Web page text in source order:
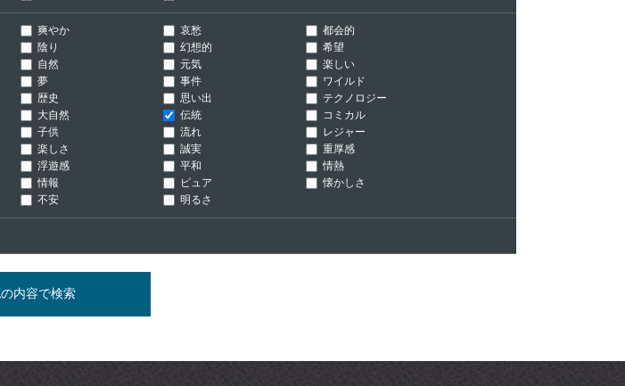
爽やか 哀愁
都会的
陰り 幻想的
希望
自然 元気
楽しい
夢 事件
ワイルド
歴史 思い出
テクノロジー
大自然 伝統
コミカル
子供 流れ
レジャー
楽しさ 誠実
重厚感
浮遊感 平和
情熱
情報 ピュア
懐かしさ
不安 明るさ